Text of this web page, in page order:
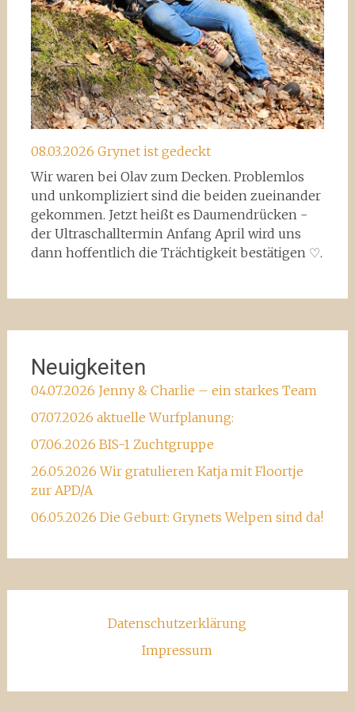
08.03.2026 Grynet ist gedeckt
Wir waren bei Olav zum Decken. Problemlos
und unkompliziert sind die beiden zueinander
gekommen. Jetzt heißt es Daumendrücken -
der Ultraschalltermin Anfang April wird uns
dann hoffentlich die Trächtigkeit bestätigen ♡.
Neuigkeiten
04.07.2026 Jenny & Charlie – ein starkes Team
07.07.2026 aktuelle Wurfplanung:
07.06.2026 BIS-1 Zuchtgruppe
26.05.2026 Wir gratulieren Katja mit Floortje
zur APD/A
06.05.2026 Die Geburt: Grynets Welpen sind da!
Datenschutzerklärung
Impressum